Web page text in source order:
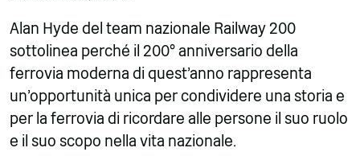
Alan Hyde del team nazionale Railway 200
sottolinea perché il 200° anniversario della
ferrovia moderna di quest'anno rappresenta
un'opportunità unica per condividere una storia e
per la ferrovia di ricordare alle persone il suo ruolo
e il suo scopo nella vita nazionale.